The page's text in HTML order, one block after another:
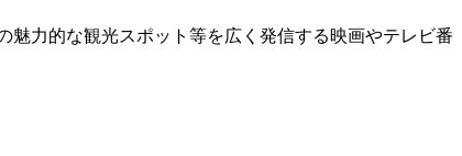
力的な観光スポット等を広く発信する映画やテレビ番